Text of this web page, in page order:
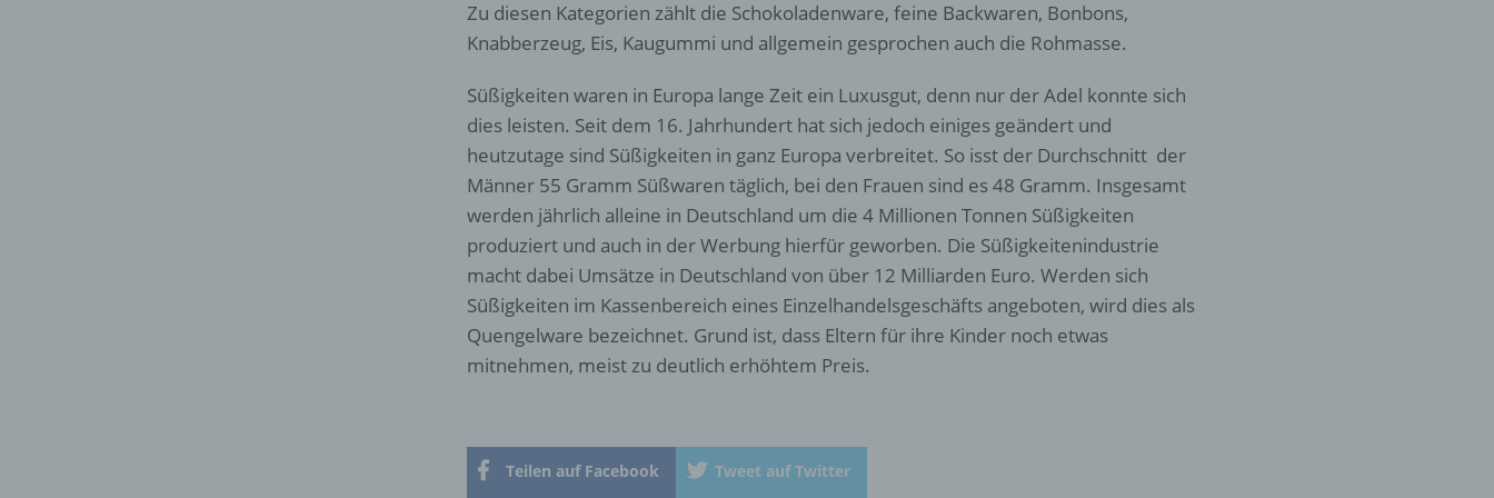
Zu diesen Kategorien zählt die Schokoladenware, feine Backwaren, Bonbons,
Knabberzeug, Eis, Kaugummi und allgemein gesprochen auch die Rohmasse.
Süßigkeiten waren in Europa lange Zeit ein Luxusgut, denn nur der Adel konnte sich
dies leisten. Seit dem 16. Jahrhundert hat sich jedoch einiges geändert und
heutzutage sind Süßigkeiten in ganz Europa verbreitet. So isst der Durchschnitt der
Männer 55 Gramm Süßwaren täglich, bei den Frauen sind es 48 Gramm. Insgesamt
werden jährlich alleine in Deutschland um die 4 Millionen Tonnen Süßigkeiten
produziert und auch in der Werbung hierfür geworben. Die Süßigkeitenindustrie
macht dabei Umsätze in Deutschland von über 12 Milliarden Euro. Werden sich
Süßigkeiten im Kassenbereich eines Einzelhandelsgeschäfts angeboten, wird dies als
Quengelware bezeichnet. Grund ist, dass Eltern für ihre Kinder noch etwas
mitnehmen, meist zu deutlich erhöhtem Preis.
Teilen auf Facebook Tweet auf Twitter
„betroffene Person") beziehen. Als identifizierbar wird eine natürliche
Person angesehen, die direkt oder indirekt, insbesondere mittels
Kennnummer, zu Standortdaten, zu einer Online-Kennung oder zu
einem oder mehreren besonderen Merkmalen, die Ausdruck der
physischen, physiologischen, genetischen, psychischen,
wirtschaftlichen, kulturellen oder sozialen Identität dieser natürlichen
Person sind, identifiziert werden kann.
b) betroffene Person
Betroffene Person ist jede identifizierte oder identifizierbare
natürliche Person, deren personenbezogene Daten von dem für die
Verarbeitung Verantwortlichen verarbeitet werden.
Verarbeitung ist jeder mit oder ohne Hilfe automatisierter Verfahren